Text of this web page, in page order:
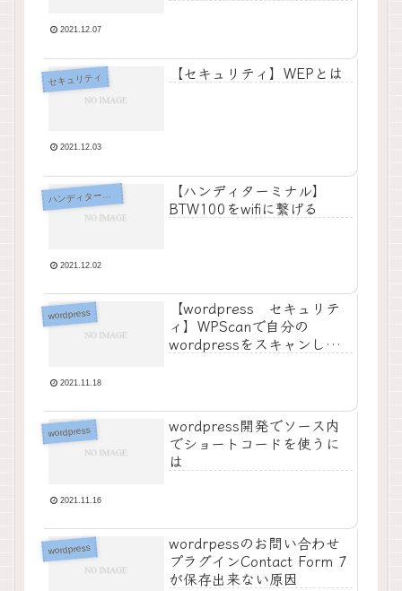
2021.12.07
セキュリティ 【セキュリティ】WEPとは
2021.12.03
ハ
ンディターミナル
【ハンディターミナル】
BTW100をwifiに繋げる
2021.12.02
wordpress
【wordpress セキュリテ
ィ】WPScanで自分の
wordpressをスキャンして
2021.11.18
wordpress
wordpress開発でソース内
でショートコードを使うに
は
2021.11.16
wordpress
wordrpessのお問い合わせ
プラグインContact Form 7
が保存出来ない原因